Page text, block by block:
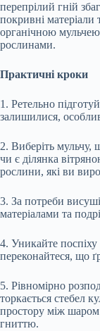
перепрілий гній
покривні
органічною
рослинами.
Практичні кроки
1. Ретельно
залишилися,
2. Виберіть
чи є ділянка
рослини, які ви
3. За потреби
матеріалами та
4. Уникайте
переконайтеся, що
5. Рівномірно
торкається стебел
простору між шаром
гниттю.